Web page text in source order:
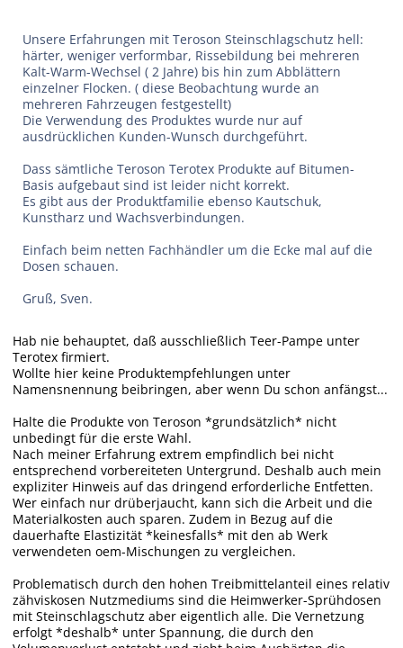
Unsere Erfahrungen mit Teroson Steinschlagschutz hell:
härter, weniger verformbar, Rissebildung bei mehreren
Kalt-Warm-Wechsel ( 2 Jahre) bis hin zum Abblättern
einzelner Flocken. ( diese Beobachtung wurde an
mehreren Fahrzeugen festgestellt)
Die Verwendung des Produktes wurde nur auf
ausdrücklichen Kunden-Wunsch durchgeführt.
Dass sämtliche Teroson Terotex Produkte auf Bitumen-
Basis aufgebaut sind ist leider nicht korrekt.
Es gibt aus der Produktfamilie ebenso Kautschuk,
Kunstharz und Wachsverbindungen.
Einfach beim netten Fachhändler um die Ecke mal auf die
Dosen schauen.
Gruß, Sven.
Hab nie behauptet, daß ausschließlich Teer-Pampe unter
Terotex firmiert.
Wollte hier keine Produktempfehlungen unter
Namensnennung beibringen, aber wenn Du schon anfängst...
Halte die Produkte von Teroson *grundsätzlich* nicht
unbedingt für die erste Wahl.
Nach meiner Erfahrung extrem empfindlich bei nicht
entsprechend vorbereiteten Untergrund. Deshalb auch mein
expliziter Hinweis auf das dringend erforderliche Entfetten.
Wer einfach nur drüberjaucht, kann sich die Arbeit und die
Materialkosten auch sparen. Zudem in Bezug auf die
dauerhafte Elastizität *keinesfalls* mit den ab Werk
verwendeten oem-Mischungen zu vergleichen.
Problematisch durch den hohen Treibmittelanteil eines relativ
zähviskosen Nutzmediums sind die Heimwerker-Sprühdosen
mit Steinschlagschutz aber eigentlich alle. Die Vernetzung
erfolgt *deshalb* unter Spannung, die durch den